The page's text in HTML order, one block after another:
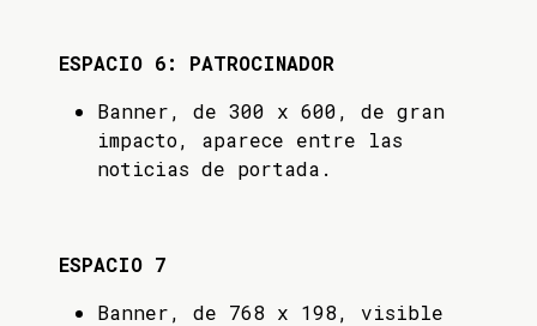
ESPACIO 6: PATROCINADOR
Banner, de 300 x 600, de gran
impacto, aparece entre las
noticias de portada.
ESPACIO 7
Banner, de 768 x 198, visible